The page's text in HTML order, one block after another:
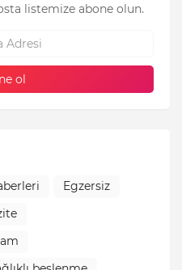
listemize abone olun.
Egzersiz